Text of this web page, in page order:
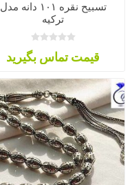
تسبیح نقره ۱۰۱ دانه مدل
ترکیه
قیمت تماس بگیرید